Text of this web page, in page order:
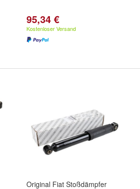
95,34 €
Kostenloser Versand
Original Fiat Stoßdämpfer